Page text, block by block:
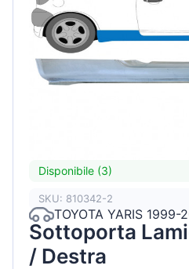
Disponibile (3)
SKU: 810342-2
TOYOTA YARIS 1999-
Sottoporta
/ Destra